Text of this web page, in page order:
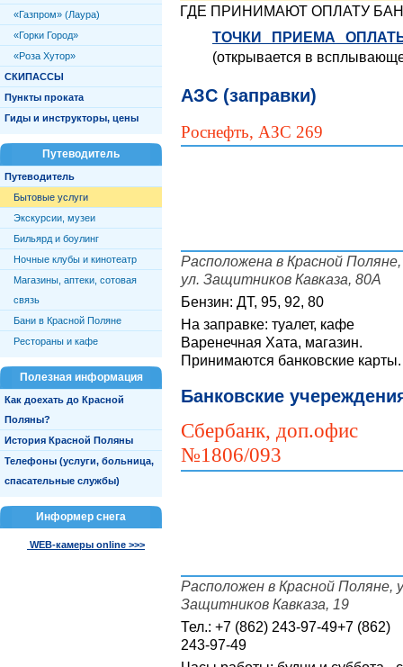
«Газпром» (Лаура)
«Горки Город»
«Роза Хутор»
СКИПАССЫ
Пункты проката
Гиды и инструкторы, цены
Путеводитель
Путеводитель
Бытовые услуги
Экскурсии, музеи
Бильярд и боулинг
Ночные клубы и кинотеатр
Магазины, аптеки, сотовая
связь
Бани в Красной Поляне
Рестораны и кафе
Полезная информация
Как доехать до Красной
Поляны?
История Красной Поляны
Телефоны (услуги, больница,
спасательные службы)
Информер снега
WEB-камеры online >>>
ГДЕ ПРИНИМАЮТ ОПЛАТУ
ТОЧКИ ПРИЕМА
(открывается в
АЗС (заправки)
Роснефть, АЗС 269
Расположена в Красной Поляне,
ул. Защитников Кавказа, 80А
Бензин: ДТ, 95, 92, 80
На заправке: туалет, кафе
Варенечная Хата, магазин.
Принимаются банковские карты.
Банковские
Сбербанк, доп.офис
№1806/093
Расположен в Красной Поляне,
Защитников Кавказа, 19
Тел.: +7 (862) 243-97-49+7 (862)
243-97-49